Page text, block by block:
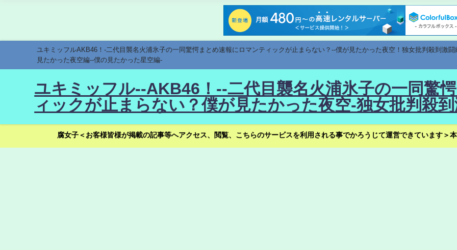
ユキミッフルAKB46！-二代目襲名火浦氷子の一同驚愕まとめ速報にロマンティックが止まらない？--僕が見たかった夜空！独女批判殺到激
見たかった夜空編--僕の見たかった星空編-
ユキミッフル--AKB46！--二代目襲名火浦氷子の一同驚
ィックが止まらない？僕が見たかった夜空-独女批判殺
腐女子＜お客様皆様が掲載の記事等へアクセス、閲覧、こちらのサービスを利用される事でかろうじて運営できています＞